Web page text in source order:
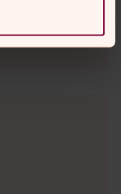
12 29